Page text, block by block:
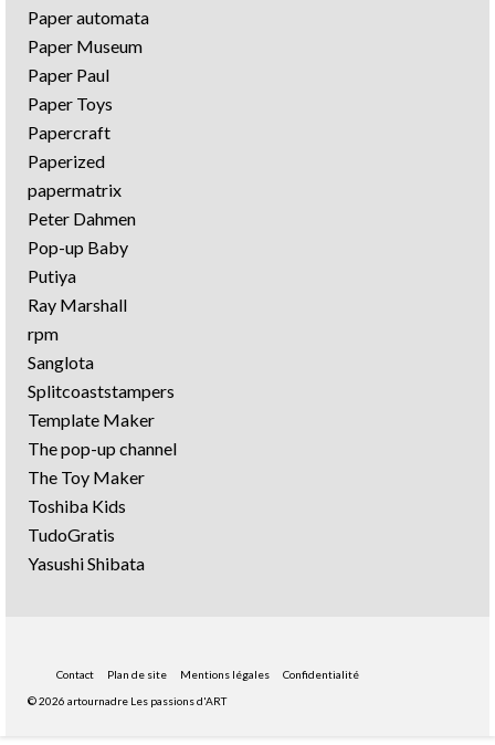
Paper automata
Paper Museum
Paper Paul
Paper Toys
Papercraft
Paperized
papermatrix
Peter Dahmen
Pop-up Baby
Putiya
Ray Marshall
rpm
Sanglota
Splitcoaststampers
Template Maker
The pop-up channel
The Toy Maker
Toshiba Kids
TudoGratis
Yasushi Shibata
Contact Plan de site Mentions légales
Confidentialité
© 2026 artournadre Les passions d'ART